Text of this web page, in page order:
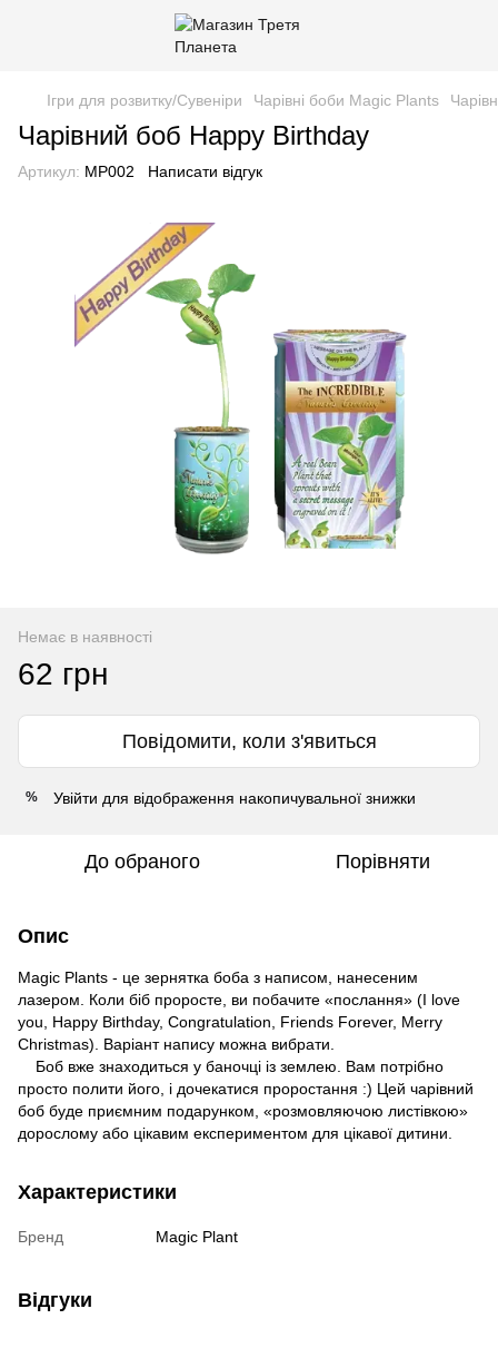
Ігри для розвитку/Сувеніри Чарівні боби Magic Plants
Чарівний боб Happy Birthday
Артикул: MP002 Написати відгук
Немає в наявності
62 грн
Повідомити, коли з'явиться
% Увійти для відображення накопичувальної знижки
До обраного Порівняти
Опис
Magic Plants - це зернятка боба з написом, нанесеним
лазером. Коли біб проросте, ви побачите «послання» (I love
you, Happy Birthday, Congratulation, Friends Forever, Merry
Christmas). Варіант напису можна вибрати.
Боб вже знаходиться у баночці із землею. Вам потрібно
просто полити його, і дочекатися проростання :) Цей чарівний
боб буде приємним подарунком, «розмовляючою листівкою»
дорослому або цікавим експериментом для цікавої дитини.
Характеристики
Бренд Magic Plant
Відгуки